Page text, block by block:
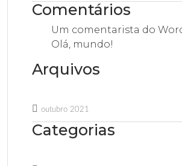
Comentários
Um comentarista do
Olá, mundo!
Arquivos
outubro 2021
Categorias